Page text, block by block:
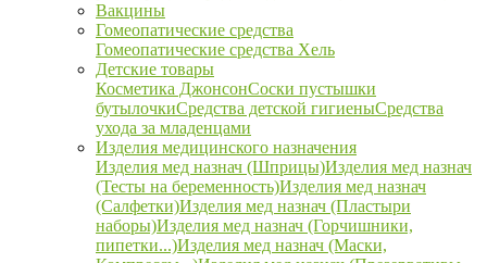
Вакцины
Гомеопатические средства
Гомеопатические средства Хель
Детские товары
Косметика ДжонсонСоски пустышки
бутылочкиСредства детской гигиеныСредства
ухода за младенцами
Изделия медицинского назначения
Изделия мед назнач (Шприцы)Изделия мед назнач
(Тесты на беременность)Изделия мед назнач
(Салфетки)Изделия мед назнач (Пластыри
наборы)Изделия мед назнач (Горчишники,
пипетки...)Изделия мед назнач (Маски,